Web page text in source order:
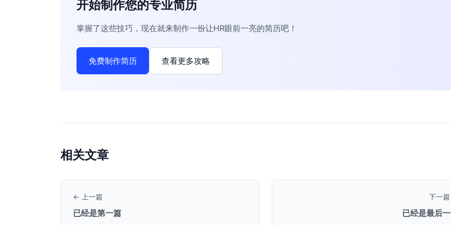
开始制作您的专业简历
掌握了这些技巧，现在就来制作一份让HR眼前一亮的简历吧！
免费制作简历 查看更多攻略
相关文章
← 上一篇
已经是第一篇
下一
已经是最后